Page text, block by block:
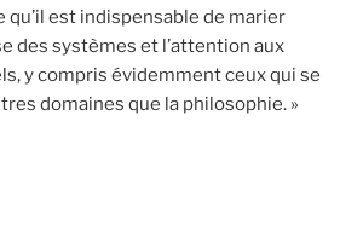
qu’il est indispensable de marier
des systèmes et l’attention aux
y compris évidemment ceux qui se
domaines que la philosophie. »